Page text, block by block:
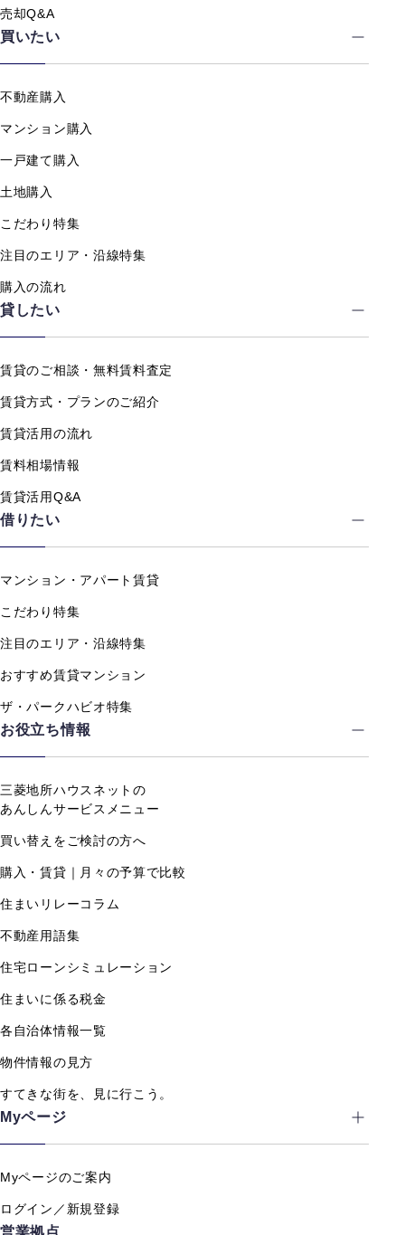
売却Q&A
買いたい
不動産購入
マンション購入
一戸建て購入
土地購入
こだわり特集
注目のエリア・沿線特集
購入の流れ
貸したい
賃貸のご相談・無料賃料査定
賃貸方式・プランのご紹介
賃貸活用の流れ
賃料相場情報
賃貸活用Q&A
借りたい
マンション・アパート賃貸
こだわり特集
注目のエリア・沿線特集
おすすめ賃貸マンション
ザ・パークハビオ特集
お役立ち情報
三菱地所ハウスネットの
あんしんサービスメニュー
買い替えをご検討の方へ
購入・賃貸｜月々の予算で比較
住まいリレーコラム
不動産用語集
住宅ローンシミュレーション
住まいに係る税金
各自治体情報一覧
物件情報の見方
すてきな街を、見に行こう。
Myページ
Myページのご案内
ログイン／新規登録